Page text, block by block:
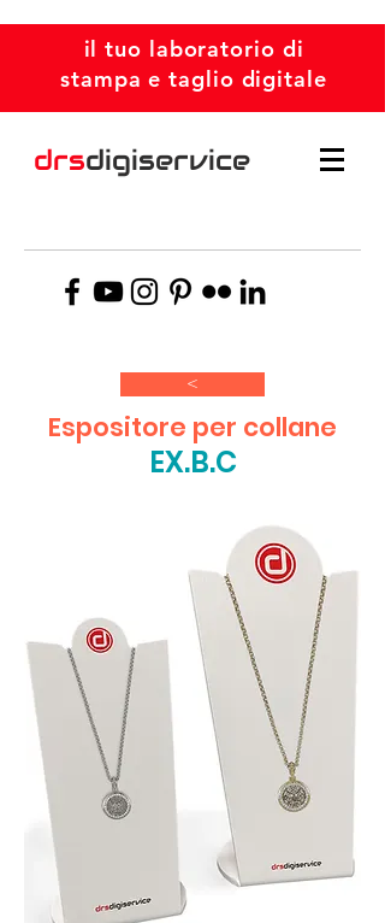
il tuo laboratorio di
stampa e taglio digitale
drsdigiservice
>
Espositore per collane
EX.B.C